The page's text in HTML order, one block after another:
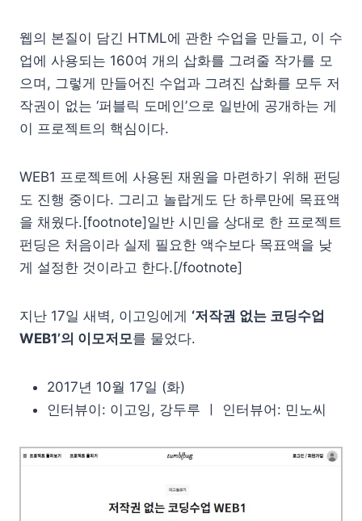
웹의 본질이 담긴 HTML에 관한 수업을 만들고, 이 수
업에 사용되는 160여 개의 삽화를 그려줄 작가를 모
으며, 그렇게 만들어진 수업과 그려진 삽화를 모두 저
작권이 없는 ‘퍼블릭 도메인’으로 일반에 공개하는 게
이 프로젝트의 핵심이다.
WEB1 프로젝트에 사용된 재원을 마련하기 위해 펀딩
도 진행 중이다. 그리고 놀랍게도 단 하루만에 목표액
을 채웠다.[footnote]일반 시민을 상대로 한 프로젝트
펀딩은 처음이라 실제 필요한 액수보다 목표액을 낮
게 설정한 것이라고 한다.[/footnote]
지난 17일 새벽, 이고잉에게 ‘저작권 없는 코딩수업
WEB1’의 이모저모를 물었다.
2017년 10월 17일 (화)
인터뷰이: 이고잉, 강두루 ㅣ 인터뷰어: 민노씨